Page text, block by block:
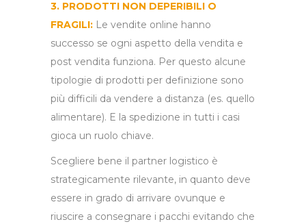
3. PRODOTTI NON DEPERIBILI O
FRAGILI: Le vendite online hanno
successo se ogni aspetto della vendita e
post vendita funziona. Per questo alcune
tipologie di prodotti per definizione sono
più difficili da vendere a distanza (es. quello
alimentare). E la spedizione in tutti i casi
gioca un ruolo chiave.
Scegliere bene il partner logistico è
strategicamente rilevante, in quanto deve
essere in grado di arrivare ovunque e
riuscire a consegnare i pacchi evitando che